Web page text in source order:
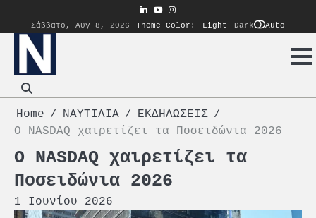
content
linkedin
youtube
instagram
Σάββατο, Αυγ 8, 2026
Theme Color: Light Dark Auto
Home ΝΑΥΤΙΛΙΑ
ΕΚΔΗΛΩΣΕΙΣ
Ο NASDAQ χαιρετίζει τα Ποσειδώνια 2026
Ο NASDAQ χαιρετίζει τα
Ποσειδώνια 2026
1 Ιουνίου 2026